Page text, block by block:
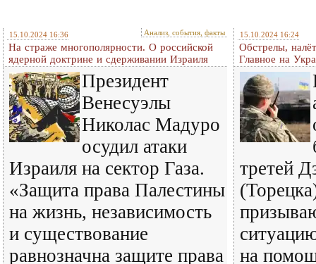
15.10.2024 16:36 Анализ, события, факты
На страже многополярности. О российской
ядерной доктрине и сдерживании Израиля
Президент
Венесуэлы
Николас Мадуро
осудил атаки
Израиля на сектор Газа.
«Защита права Палестины
на жизнь, независимость
и существование
равнозначна защите права
15.10.2024 16:24
Обстрелы,
Главное на
третей
на